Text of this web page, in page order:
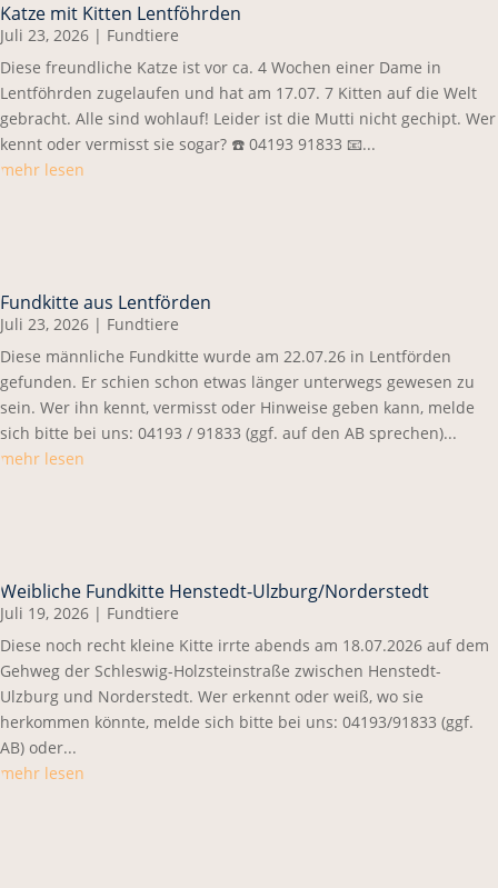
Katze mit Kitten Lentföhrden
Juli 23, 2026 | Fundtiere
Diese freundliche Katze ist vor ca. 4 Wochen einer Dame in
Lentföhrden zugelaufen und hat am 17.07. 7 Kitten auf die Welt
gebracht. Alle sind wohlauf! Leider ist die Mutti nicht gechipt. Wer
kennt oder vermisst sie sogar? ☎️ 04193 91833 📧...
mehr lesen
Fundkitte aus Lentförden
Juli 23, 2026 | Fundtiere
Diese männliche Fundkitte wurde am 22.07.26 in Lentförden
gefunden. Er schien schon etwas länger unterwegs gewesen zu
sein. Wer ihn kennt, vermisst oder Hinweise geben kann, melde
sich bitte bei uns: 04193 / 91833 (ggf. auf den AB sprechen)...
mehr lesen
Weibliche Fundkitte Henstedt-Ulzburg/Norderstedt
Juli 19, 2026 | Fundtiere
Diese noch recht kleine Kitte irrte abends am 18.07.2026 auf dem
Gehweg der Schleswig-Holzsteinstraße zwischen Henstedt-
Ulzburg und Norderstedt. Wer erkennt oder weiß, wo sie
herkommen könnte, melde sich bitte bei uns: 04193/91833 (ggf.
AB) oder...
mehr lesen